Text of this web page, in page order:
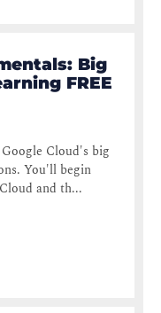
Big
FREE
Cloud's big
You'll begin
and th...